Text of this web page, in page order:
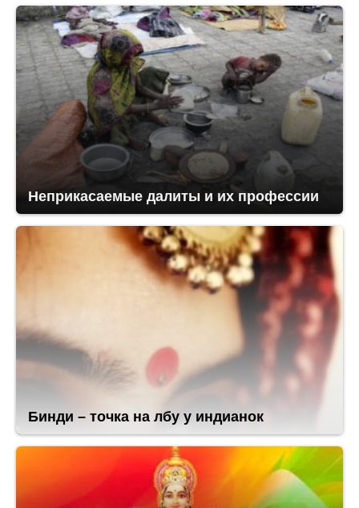
Неприкасаемые далиты и их профессии
Бинди – точка на лбу у индианок